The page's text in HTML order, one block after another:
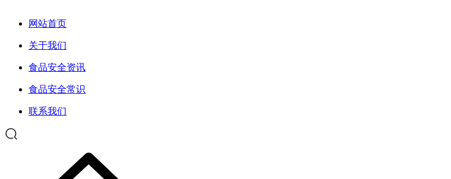
网站首页
关于我们
食品安全资讯
食品安全常识
联系我们